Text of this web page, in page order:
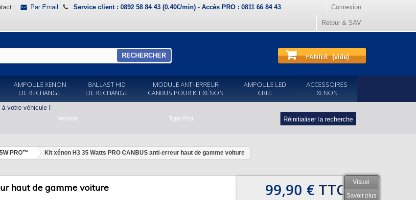
Connexion
: Par Email Service client : 0892 58 84 43 (0.40€/min) - Accès PRO : 0811 66 84 43
Retour & SAV
RECHERCHER PANIER (vide)
AMPOULE XENON
DE RECHANGE
BALLAST HID
DE RECHANGE
MODULE ANTI-ERREUR
CANBUS POUR KIT XÉNON
AMPOULE LED
CREE
ACCESSOIRES
XENON
à votre véhicule !
Version Type Feu Réinitialiser la recherche
PRO™ Kit xénon H3 35 Watts PRO CANBUS anti-erreur haut de gamme voiture
Visuel
Savoir plus
haut de gamme voiture 99,90 € TTC